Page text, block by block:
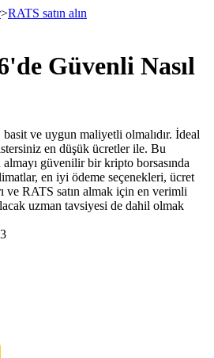
kullanan vadeli işlemler
>RATS satın alın
Güvenli Nasıl
ve uygun maliyetli olmalıdır. İdeal
en düşük ücretler ile. Bu
almayı güvenilir bir kripto borsasında
en iyi ödeme seçenekleri, ücret
ve RATS satın almak için en verimli
uzman tavsiyesi de dahil olmak